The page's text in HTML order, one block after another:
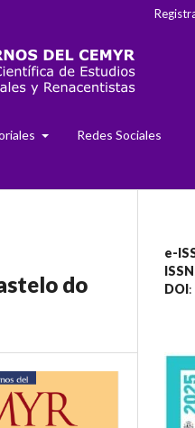
Redes Sociales
do
e-
ISSN
DOI: